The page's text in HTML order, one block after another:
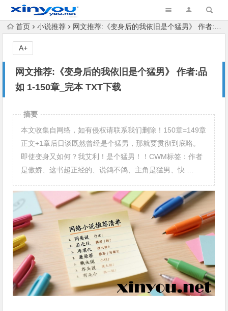
首页 小说推荐 网文推荐:《变身后的我依旧是个猛男》 作者:品如 1-150章_完本 TXT下载
网文推荐:《变身后的我依旧是个猛男》 作者:品
如 1-150章_完本 TXT下载
A+
摘要
本文收集自网络，如有侵权请联系我们删除！150章=149章
正文+1章后日谈既然曾经是个猛男，那就要贯彻到底咯。
即使变身又如何？我艾利！是个猛男！！CWM标签：作者
是傲娇、这书超正经的、说鸽不鸽、主角是猛男、快 …